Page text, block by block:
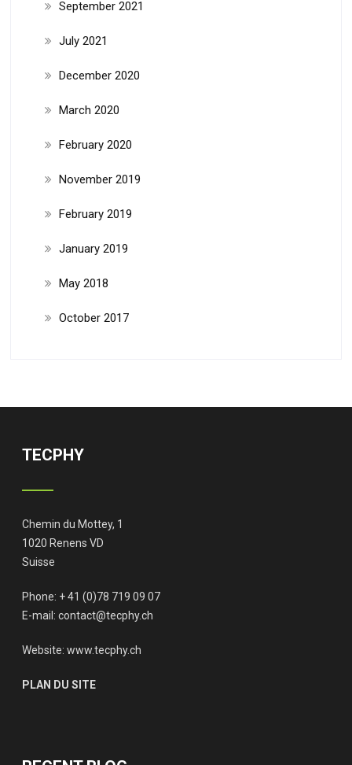
September 2021
July 2021
December 2020
March 2020
February 2020
November 2019
February 2019
January 2019
May 2018
October 2017
TECPHY
Chemin du Mottey, 1
1020 Renens VD
Suisse
Phone: + 41 (0)78 719 09 07
E-mail:contact@tecphy.ch
Website:www.tecphy.ch
PLAN DU SITE